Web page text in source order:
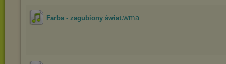
Farba - zagubiony świat.wma